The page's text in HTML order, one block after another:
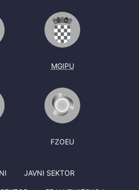
MGIPU
FZOEU
JAVNI SEKTOR